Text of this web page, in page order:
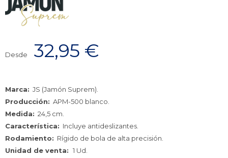
Desde 32,95 €
Marca: JS (Jamón Suprem).
Producción: APM-500 blanco.
Medida: 24,5 cm.
Característica: Incluye antideslizantes.
Rodamiento: Rígido de bola de alta precisión.
Unidad de venta: 1 Ud.